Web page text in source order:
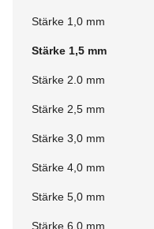
Stärke 1,0 mm
Stärke 1,5 mm
Stärke 2.0 mm
Stärke 2,5 mm
Stärke 3,0 mm
Stärke 4,0 mm
Stärke 5,0 mm
Stärke 6,0 mm